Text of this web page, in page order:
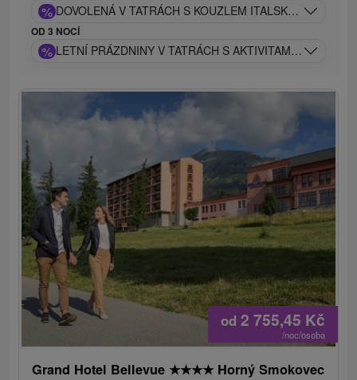
% DOVOLENÁ V TATRÁCH S KOUZLEM ITALSKÉHO
OD 3 NOCÍ
% LETNÍ PRÁZDNINY V TATRÁCH S AKTIVITAMI PRO DĚTI
od 2 755,45 Kč
/noc/osoba
Grand Hotel Bellevue ★★★★ Horný Smokovec